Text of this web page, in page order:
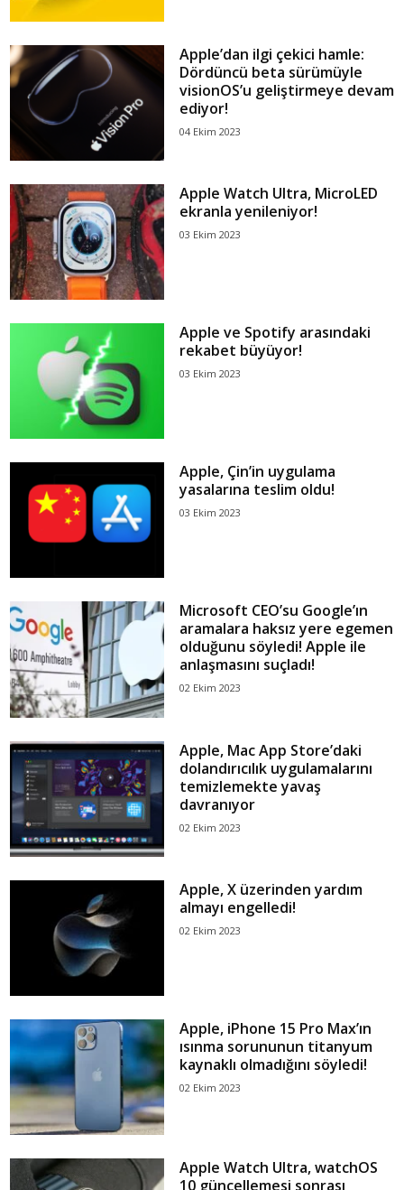
Apple’dan ilgi çekici hamle:
Dördüncü beta sürümüyle
visionOS’u geliştirmeye devam
ediyor!
04 Ekim 2023
Apple Watch Ultra, MicroLED
ekranla yenileniyor!
03 Ekim 2023
Apple ve Spotify arasındaki
rekabet büyüyor!
03 Ekim 2023
Apple, Çin’in uygulama
yasalarına teslim oldu!
03 Ekim 2023
Microsoft CEO’su Google’ın
aramalara haksız yere egemen
olduğunu söyledi! Apple ile
anlaşmasını suçladı!
02 Ekim 2023
Apple, Mac App Store’daki
dolandırıcılık uygulamalarını
temizlemekte yavaş
davranıyor
02 Ekim 2023
Apple, X üzerinden yardım
almayı engelledi!
02 Ekim 2023
Apple, iPhone 15 Pro Max’ın
ısınma sorununun titanyum
kaynaklı olmadığını söyledi!
02 Ekim 2023
Apple Watch Ultra, watchOS
10 güncellemesi sonrası